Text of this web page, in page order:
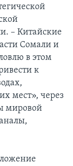
– Китайские
Сомали и
в этом
к
мест», через
мировой